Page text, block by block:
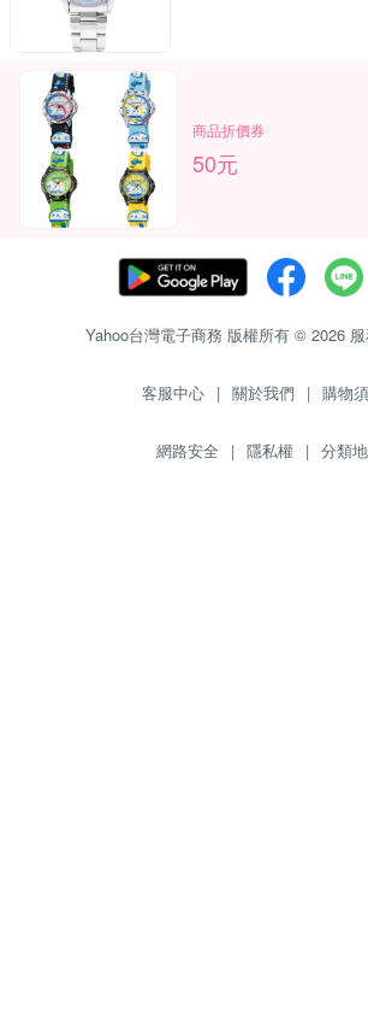
商品折價券
50元
Yahoo台灣電子商務 版權所有 © 2026
客服中心 | 關於我們 | 購物
網路安全 | 隱私權 | 分類